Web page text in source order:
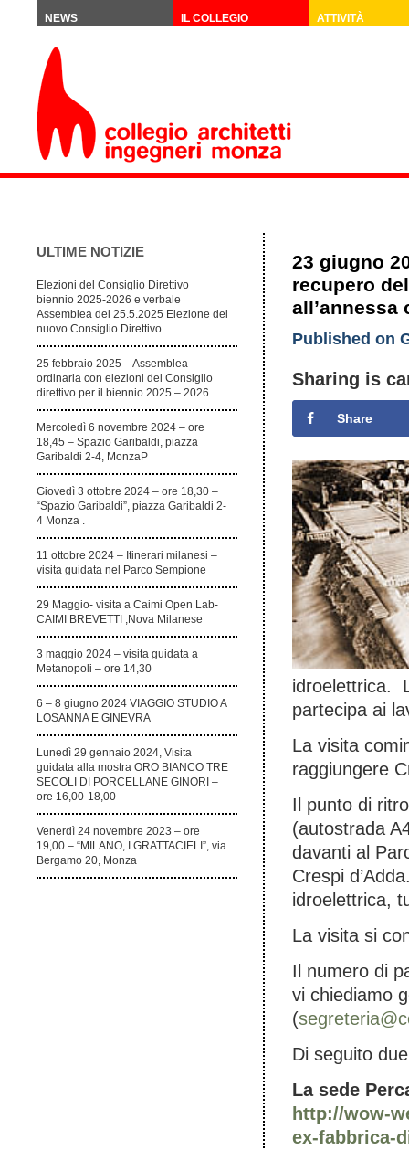
NEWS IL COLLEGIO ATTIVITÀ
ULTIME NOTIZIE
Elezioni del Consiglio Direttivo
biennio 2025-2026 e verbale
Assemblea del 25.5.2025 Elezione del
nuovo Consiglio Direttivo
25 febbraio 2025 – Assemblea
ordinaria con elezioni del Consiglio
direttivo per il biennio 2025 – 2026
Mercoledì 6 novembre 2024 – ore
18,45 – Spazio Garibaldi, piazza
Garibaldi 2-4, MonzaP
Giovedì 3 ottobre 2024 – ore 18,30 –
“Spazio Garibaldi”, piazza Garibaldi 2-
4 Monza .
11 ottobre 2024 – Itinerari milanesi –
visita guidata nel Parco Sempione
29 Maggio- visita a Caimi Open Lab-
CAIMI BREVETTI ,Nova Milanese
3 maggio 2024 – visita guidata a
Metanopoli – ore 14,30
6 – 8 giugno 2024 VIAGGIO STUDIO A
LOSANNA E GINEVRA
Lunedì 29 gennaio 2024, Visita
guidata alla mostra ORO BIANCO TRE
SECOLI DI PORCELLANE GINORI –
ore 16,00-18,00
Venerdì 24 novembre 2023 – ore
19,00 – “MILANO, I GRATTACIELI”, via
Bergamo 20, Monza
23 giugno
recupero
Published on
Sharing is
Share
idroelettrica.
partecipa ai
La visita
raggiungere
Il punto di
(autostrada
davanti al
Crespi
idroelettrica,
La visita si
Il numero di
vi chiediamo
(
Di seguito
La sede
http://wow-
ex-fabbrica-